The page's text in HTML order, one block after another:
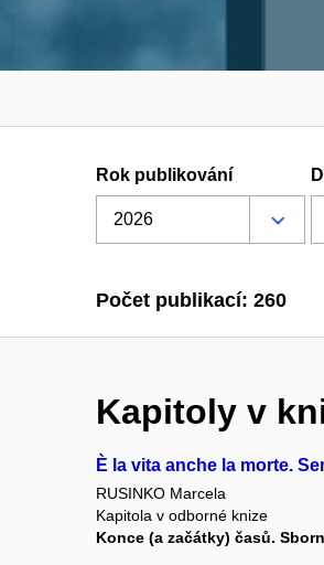
Rok publikování
Počet publikací: 260
Kapitoly v
È la vita anche la morte.
RUSINKO Marcela
Kapitola v odborné knize
Konce (a začátky) časů.